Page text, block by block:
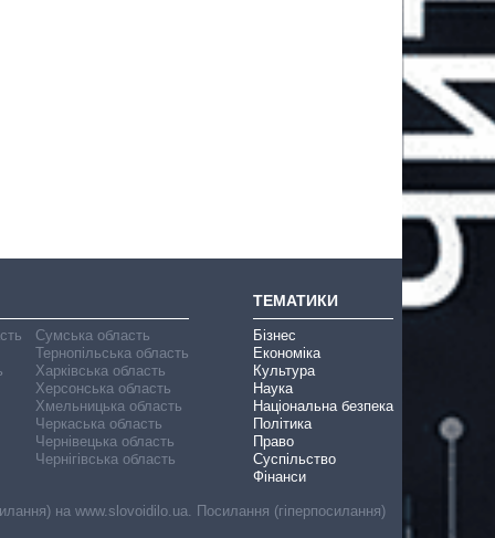
Сумська область
Тернопільська область
Харківська область
Херсонська область
Хмельницька область
Черкаська область
Чернівецька область
Чернігівська область
ТЕМАТИКИ
Бізнес
Економіка
Культура
Наука
Національна безпека
Політика
Право
Суспільство
Фінанси
на www.slovoidilo.ua. Посилання (гіперпосилання)